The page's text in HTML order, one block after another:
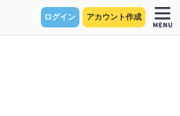
ログイン アカウント作成